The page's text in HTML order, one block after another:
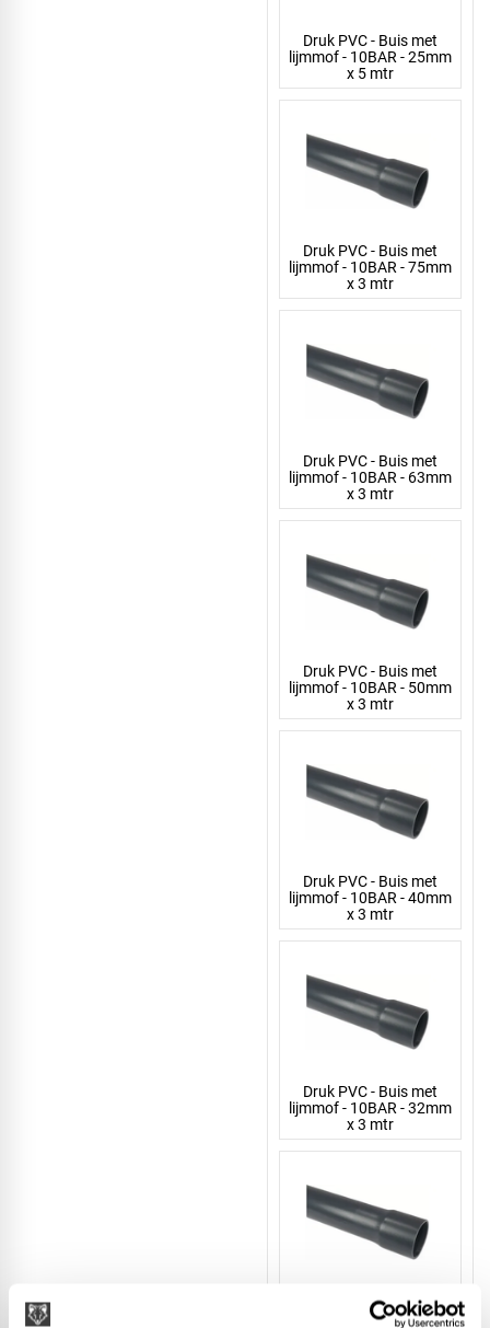
Druk PVC - Buis met
lijmmof - 10BAR - 25mm
x 5 mtr
Druk PVC - Buis met
lijmmof - 10BAR - 75mm
x 3 mtr
Druk PVC - Buis met
lijmmof - 10BAR - 63mm
x 3 mtr
Druk PVC - Buis met
lijmmof - 10BAR - 50mm
x 3 mtr
Druk PVC - Buis met
lijmmof - 10BAR - 40mm
x 3 mtr
Druk PVC - Buis met
lijmmof - 10BAR - 32mm
x 3 mtr
Druk PVC - Buis met
lijmmof - 10BAR - 25mm